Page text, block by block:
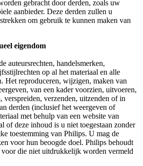
gebracht door derden, zoals uw
aanbieder. Deze derden zullen u
om gebruik te kunnen maken van
eigendom
auteursrechten, handelsmerken,
op al het materiaal en alle
Het reproduceren, wijzigen, maken van
van een kader voorzien, uitvoeren,
verspreiden, verzenden, uitzenden of in
derden (inclusief het weergeven of
met behulp van een website van
of deze inhoud is u niet toegestaan zonder
toestemming van Philips. U mag de
voor hun beoogde doel. Philips behoudt
voor die niet uitdrukkelijk worden vermeld